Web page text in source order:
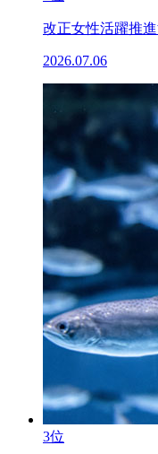
改正女性活躍推
2026.07.06
3位